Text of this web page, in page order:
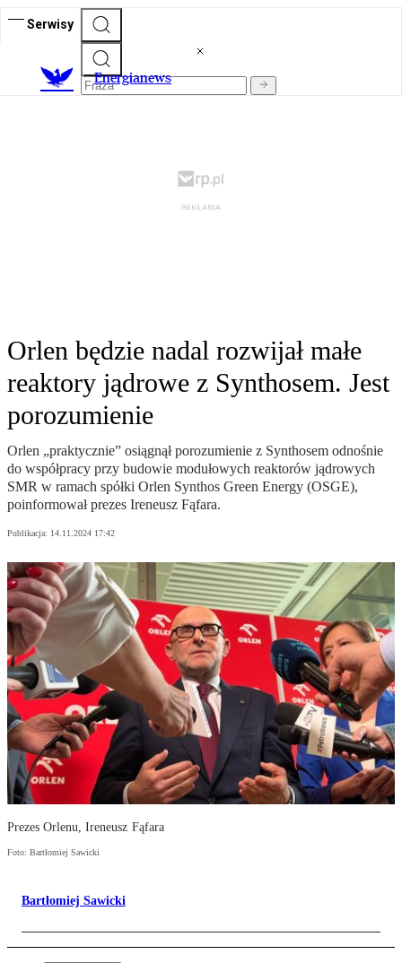
Serwisy
Energianews
Orlen będzie nadal rozwijał małe
reaktory jądrowe z Synthosem. Jest
porozumienie
Orlen „praktycznie” osiągnął porozumienie z Synthosem odnośnie
do współpracy przy budowie modułowych reaktorów jądrowych
SMR w ramach spółki Orlen Synthos Green Energy (OSGE),
poinformował prezes Ireneusz Fąfara.
Publikacja: 14.11.2024 17:42
Prezes Orlenu, Ireneusz Fąfara
Foto: Bartłomiej Sawicki
Bartłomiej Sawicki